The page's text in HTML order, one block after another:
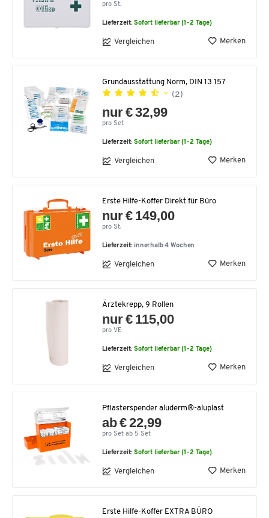
pro St.
Lieferzeit:Sofort lieferbar (1-2 Tage)
Vergleichen Merken
Grundausstattung Norm, DIN 13 157
(2)
nur € 32,99
pro Set
Lieferzeit:Sofort lieferbar (1-2 Tage)
Vergleichen Merken
Erste Hilfe-Koffer Direkt für Büro
nur € 149,00
pro St.
Lieferzeit: innerhalb 4 Wochen
Vergleichen Merken
Ärztekrepp, 9 Rollen
nur € 115,00
pro VE
Lieferzeit:Sofort lieferbar (1-2 Tage)
Vergleichen Merken
Pflasterspender aluderm®-aluplast
ab € 22,99
pro Set ab 5 Set
Lieferzeit:Sofort lieferbar (1-2 Tage)
Vergleichen Merken
Erste Hilfe-Koffer EXTRA BÜRO